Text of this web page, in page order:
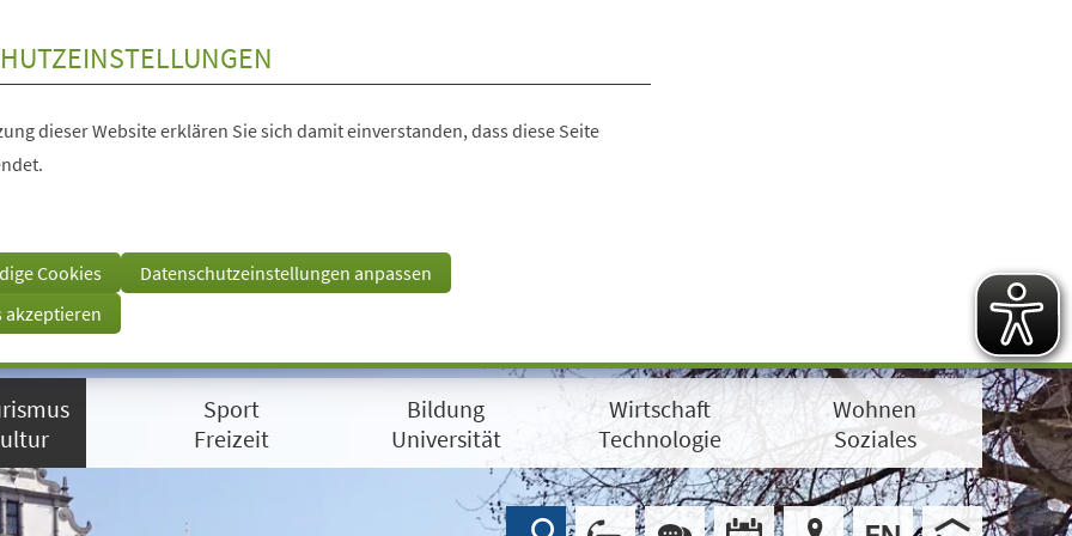
dieser Website erklären Sie sich damit einverstanden, dass diese Seite
Cookies
Datenschutzeinstellungen anpassen
akzeptieren
Sport
Freizeit
Bildung
Universität
Wirtschaft
Technologie
Wohnen
Soziales